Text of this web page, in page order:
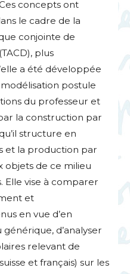
concepts ont
le cadre de la
conjointe de
TACD), plus
a été développée
postule
du professeur et
la construction par
structure en
et la production par
objets de ce milieu
Elle vise à comparer
et
en vue d’en
d’analyser
relevant de
et français) sur les